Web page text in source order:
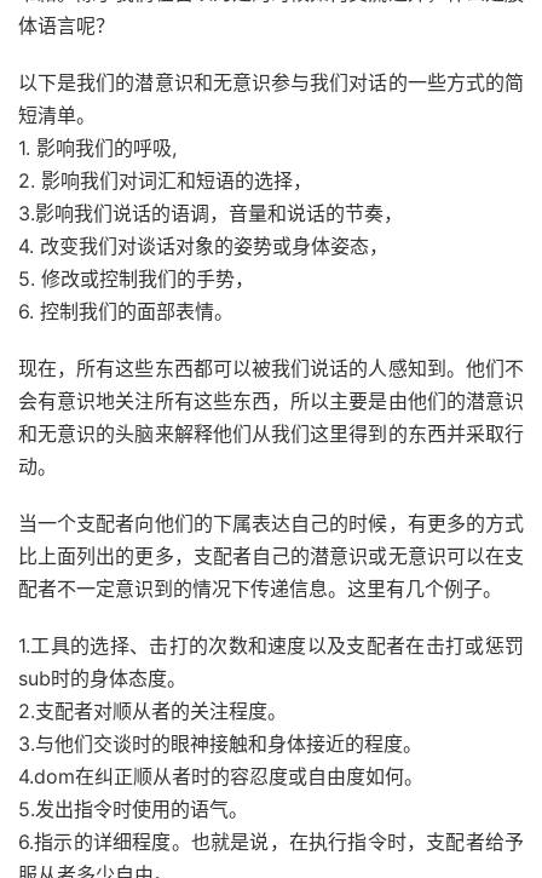
体语言呢？
以下是我们的潜意识和无意识参与我们对话的一些方式的简
短清单。
1. 影响我们的呼吸,
2. 影响我们对词汇和短语的选择，
3.影响我们说话的语调，音量和说话的节奏，
4. 改变我们对谈话对象的姿势或身体姿态，
5. 修改或控制我们的手势，
6. 控制我们的面部表情。
现在，所有这些东西都可以被我们说话的人感知到。他们不
会有意识地关注所有这些东西，所以主要是由他们的潜意识
和无意识的头脑来解释他们从我们这里得到的东西并采取行
动。
当一个支配者向他们的下属表达自己的时候，有更多的方式
比上面列出的更多，支配者自己的潜意识或无意识可以在支
配者不一定意识到的情况下传递信息。这里有几个例子。
1.工具的选择、击打的次数和速度以及支配者在击打或惩罚
sub时的身体态度。
2.支配者对顺从者的关注程度。
3.与他们交谈时的眼神接触和身体接近的程度。
4.dom在纠正顺从者时的容忍度或自由度如何。
5.发出指令时使用的语气。
6.指示的详细程度。也就是说，在执行指令时，支配者给予